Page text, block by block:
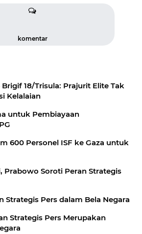
komentar
18/Trisula: Prajurit Elite Tak
Kelalaian
untuk Pembiayaan
600 Personel ISF ke Gaza untuk
Prabowo Soroti Peran Strategis
Strategis Pers dalam Bela Negara
Strategis Pers Merupakan